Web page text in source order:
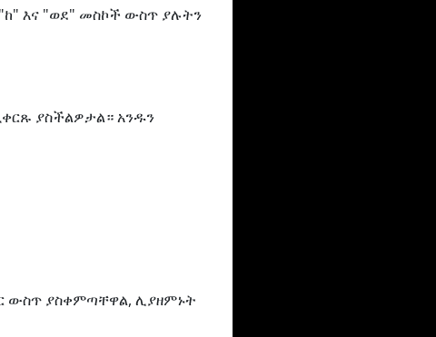
እና "ወደ" መስኮች ውስጥ ያሉትን
ያስችልዎታል። አንዱን
ውስጥ ያስቀምጣቸዋል, ሊያዘምኑት